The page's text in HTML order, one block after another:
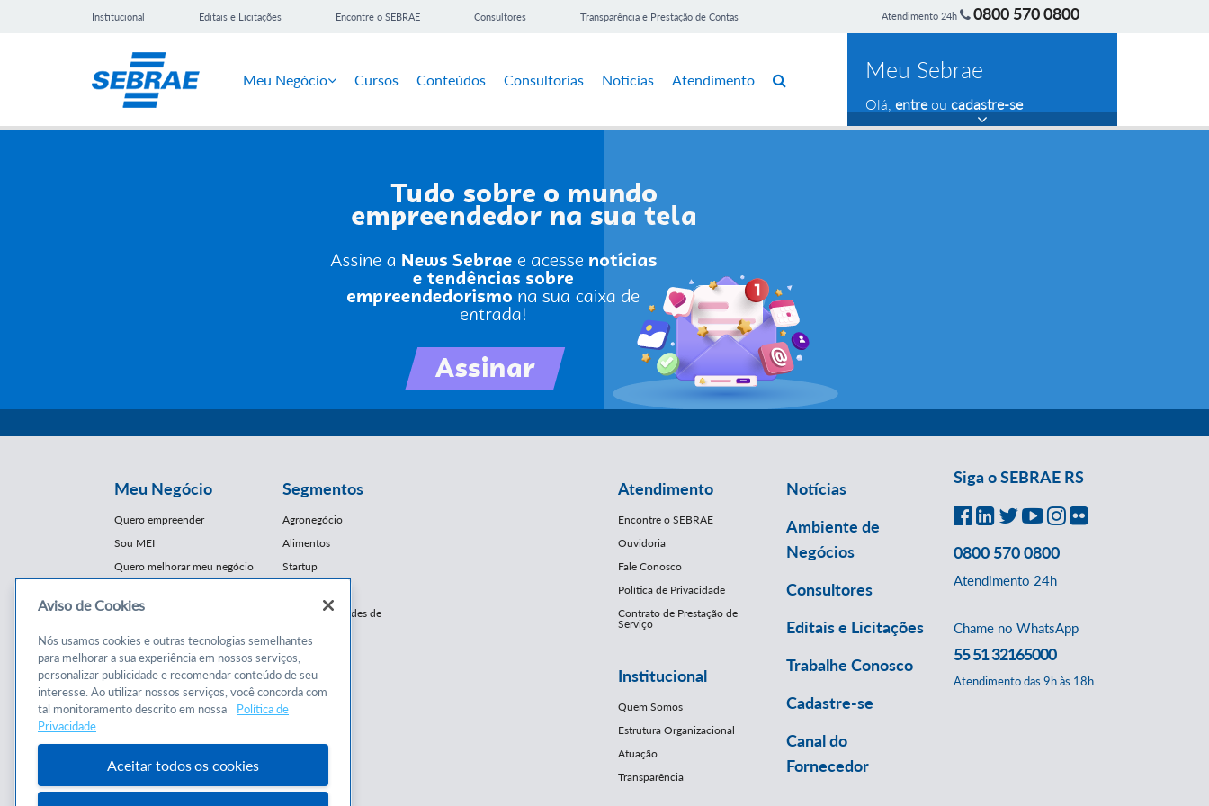
Institucional Editais e Licitações Encontre o SEBRAE Consultores Transparência e Prestação de Contas Atendimento 24h 0800 570 0800
Meu Negócio Cursos Conteúdos Consultorias Notícias Atendimento Meu Sebrae
Olá, entreou cadastre-se
Meu Negócio
Quero empreender
Sou MEI
Quero melhorar meu negócio
Cursos e
Conteúdos
Cursos
Consultorias
Programas
Segmentos
Agronegócio
Alimentos
Startup
Franquias / Redes de
Moda
Moveleiro
Saúde
Turismo
Mercopar
Atendimento
Encontre o SEBRAE
Ouvidoria
Fale Conosco
Política de Privacidade
Contrato de Prestação de
Serviço
Institucional
Quem Somos
Estrutura Organizacional
Atuação
Transparência
Notícias
Ambiente de
Negócios
Consultores
Editais e Licitações
Trabalhe Conosco
Cadastre-se
Canal do
Fornecedor
Siga o SEBRAE RS
0800 570 0800
Atendimento 24h
Chame no WhatsApp
55 51 32165000
Atendimento das 9h às 18h
Aviso de Cookies
Nós usamos cookies e outras tecnologias semelhantes
para melhorar a sua experiência em nossos serviços,
personalizar publicidade e recomendar conteúdo de seu
interesse. Ao utilizar nossos serviços, você concorda com
tal monitoramento descrito em nossa
Política de
Privacidade
Aceitar todos os cookies